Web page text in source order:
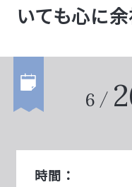
いても心に余
6
時間：